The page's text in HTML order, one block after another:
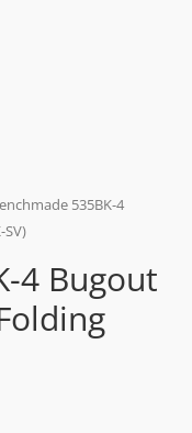
535BK-4
4 Bugout